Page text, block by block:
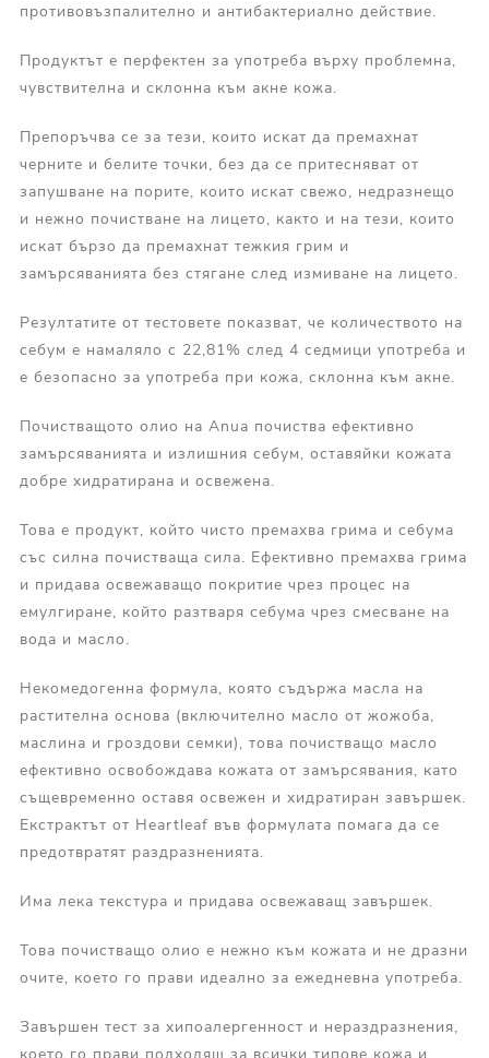
противовъзпалително и антибактериално действие.
Продуктът е перфектен за употреба върху проблемна,
чувствителна и склонна към акне кожа.
Препоръчва се за тези, които искат да премахнат
черните и белите точки, без да се притесняват от
запушване на порите, които искат свежо, недразнещо
и нежно почистване на лицето, както и на тези, които
искат бързо да премахнат тежкия грим и
замърсяванията без стягане след измиване на лицето.
Резултатите от тестовете показват, че количеството на
себум е намаляло с 22,81% след 4 седмици употреба и
е безопасно за употреба при кожа, склонна към акне.
Почистващото олио на Anua почиства ефективно
замърсяванията и излишния себум, оставяйки кожата
добре хидратирана и освежена.
Това е продукт, който чисто премахва грима и себума
със силна почистваща сила. Ефективно премахва грима
и придава освежаващо покритие чрез процес на
емулгиране, който разтваря себума чрез смесване на
вода и масло.
Некомедогенна формула, която съдържа масла на
растителна основа (включително масло от жожоба,
маслина и гроздови семки), това почистващо масло
ефективно освобождава кожата от замърсявания, като
същевременно оставя освежен и хидратиран завършек.
Екстрактът от Heartleaf във формулата помага да се
предотвратят раздразненията.
Има лека текстура и придава освежаващ завършек.
Това почистващо олио е нежно към кожата и не дразни
очите, което го прави идеално за ежедневна употреба.
Завършен тест за хипоалергенност и нераздразнения,